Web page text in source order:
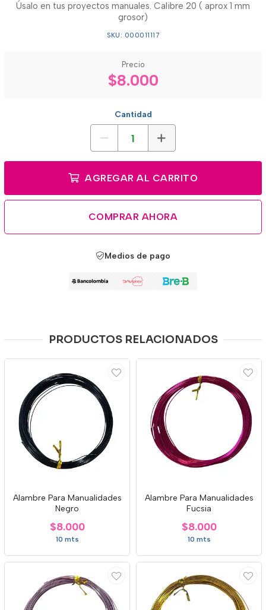
Úsalo en tus proyectos manuales. Calibre 20 ( aprox 1 mm
grosor)
SKU: 000011117
Precio
$8.000
Cantidad
AGREGAR AL CARRITO
COMPRAR AHORA
Medios de pago
PRODUCTOS RELACIONADOS
Alambre Para Manualidades
Negro
$8.000
10 mts
Alambre Para Manualidades
Fucsia
$8.000
10 mts